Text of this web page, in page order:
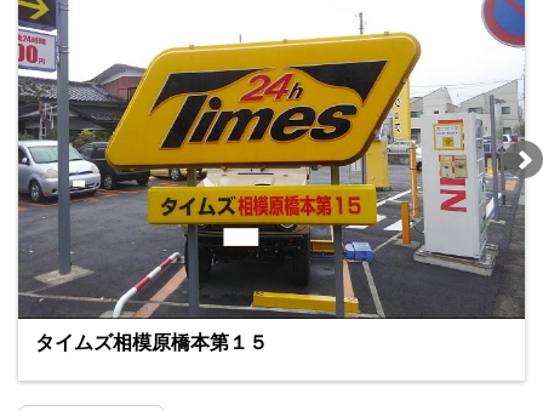
タイムズ相模原橋本第１５